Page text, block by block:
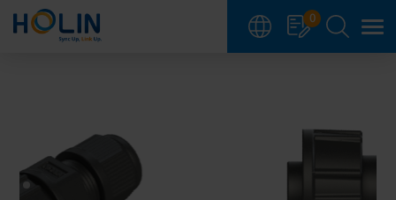
0
Panneau de gestion des cookies